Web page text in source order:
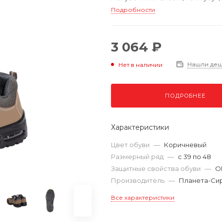
Подробности
3 064 ₽
Нет в наличии Нашли
ПОДРОБНЕЕ
Характеристики
Цвет обуви — Коричневый
Размерный ряд — с 39 по 48
Защитные свойства обуви —
Производитель — Планета-
Все характеристики